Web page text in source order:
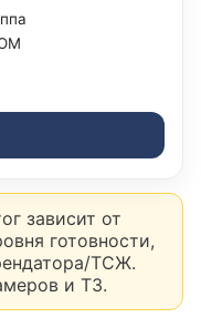
зависит от
готовности,
ТСЖ.
и ТЗ.